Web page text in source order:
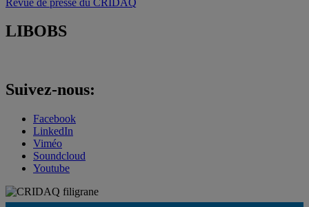
LIBOBS
Suivez-nous:
Facebook
LinkedIn
Viméo
Soundcloud
Youtube